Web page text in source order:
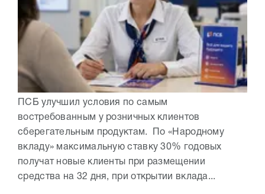
ПСБ улучшил условия по самым
востребованным у розничных клиентов
сберегательным продуктам. По «Народному
вкладу» максимальную ставку 30% годовых
получат новые клиенты при размещении
средства на 32 дня, при открытии вклада...